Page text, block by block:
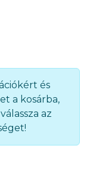
és
a kosárba,
az